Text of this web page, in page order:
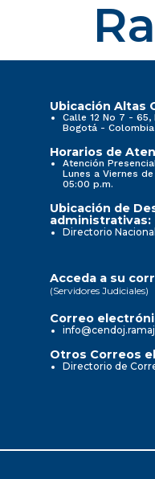
Ubicación Altas
Calle 12 No 7 -
Bogotá - Colombia
Horarios de
Atención
Lunes a Viernes
05:00 p.m.
Ubicación de
administrativas:
Directorio Nacional
Acceda a su
(Servidores Judiciales)
Correo
Otros Correos
Directorio de